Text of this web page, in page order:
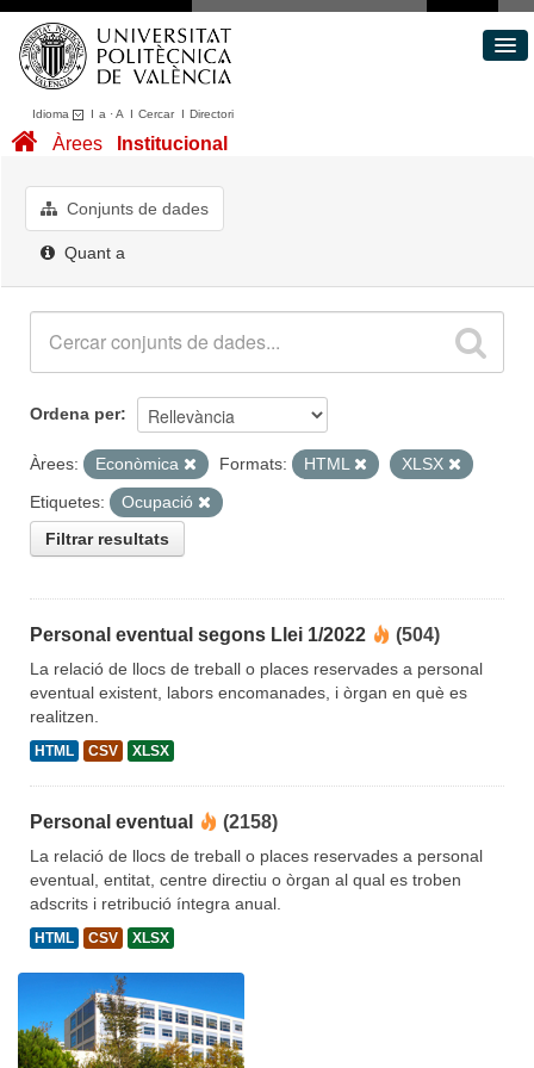
Idioma I a ·A I CercarI Directori
Conjunts de dades
Quant a
Àrees Institucional
Conjunts de dades
Quant a
Ordena per
Àrees: Econòmica Formats: HTML
XLSX
Etiquetes:
Ocupació
Filtrar resultats
Personal eventual segons Llei 1/2022 (504)
La relació de llocs de treball o places reservades a personal
eventual existent, labors encomanades, i òrgan en què es
realitzen.
HTML CSV XLSX
Personal eventual (2158)
La relació de llocs de treball o places reservades a personal
eventual, entitat, centre directiu o òrgan al qual es troben
adscrits i retribució íntegra anual.
HTML CSV XLSX